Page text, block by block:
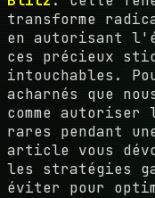
transforme
en autorisant
ces précieux
intouchables.
acharnés que
comme autoriser
rares pendant
article vous
les stratégies
éviter pour